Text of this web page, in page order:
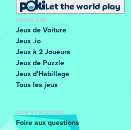
Let the world play
POPULAIRE
Jeux de Voiture
Jeux .io
Jeux à 2 Joueurs
Jeux de Puzzle
Jeux d'Habillage
Tous les jeux
AIDE ET SOUTIEN
Foire aux questions